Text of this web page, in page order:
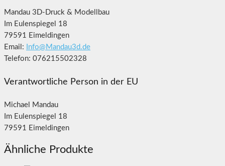
Mandau 3D-Druck & Modellbau
Im Eulenspiegel 18
79591 Eimeldingen
Email:
Info@Mandau3d.de
Telefon: 076215502328
Verantwortliche Person in der EU
Michael Mandau
Im Eulenspiegel 18
79591 Eimeldingen
Ähnliche Produkte